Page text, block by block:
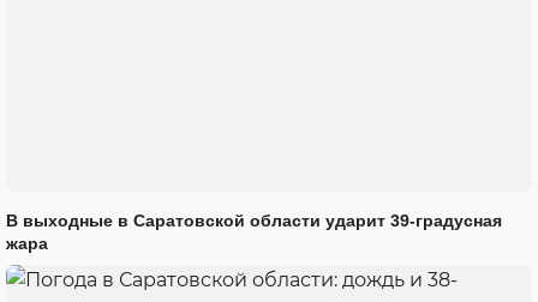
В выходные в Саратовской области ударит 39-градусная
жара